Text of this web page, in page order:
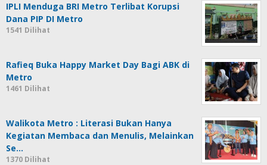
IPLI Menduga BRI Metro Terlibat Korupsi
Dana PIP DI Metro
1541 Dilihat
Rafieq Buka Happy Market Day Bagi ABK di
Metro
1461 Dilihat
Walikota Metro : Literasi Bukan Hanya
Kegiatan Membaca dan Menulis, Melainkan
Se…
1370 Dilihat